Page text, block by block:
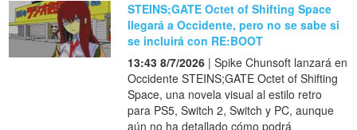
STEINS;GATE Octet of Shifting Space
llegará a Occidente, pero no se sabe si
se incluirá con RE:BOOT
13:43 8/7/2026 | Spike Chunsoft lanzará en
Occidente STEINS;GATE Octet of Shifting
Space, una novela visual al estilo retro
para PS5, Switch 2, Switch y PC, aunque
aún no ha detallado cómo podrá